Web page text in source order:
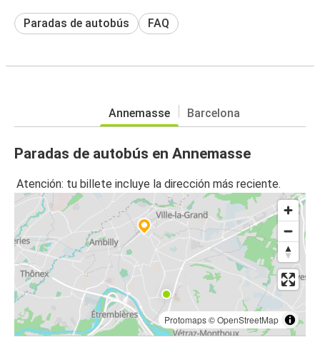
Paradas de autobús FAQ
Annemasse Barcelona
Paradas de autobús en Annemasse
Atención: tu billete incluye la dirección más reciente.
Protomaps©OpenStreetMap